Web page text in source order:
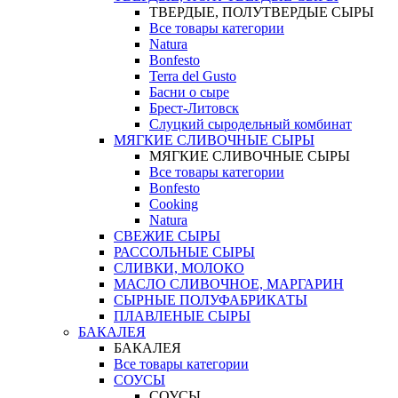
ТВЕРДЫЕ, ПОЛУТВЕРДЫЕ СЫРЫ
Все товары категории
Natura
Bonfesto
Terra del Gusto
Басни о сыре
Брест-Литовск
Слуцкий сыродельный комбинат
МЯГКИЕ СЛИВОЧНЫЕ СЫРЫ
МЯГКИЕ СЛИВОЧНЫЕ СЫРЫ
Все товары категории
Bonfesto
Cooking
Natura
СВЕЖИЕ СЫРЫ
РАССОЛЬНЫЕ СЫРЫ
СЛИВКИ, МОЛОКО
МАСЛО СЛИВОЧНОЕ, МАРГАРИН
СЫРНЫЕ ПОЛУФАБРИКАТЫ
ПЛАВЛЕНЫЕ СЫРЫ
БАКАЛЕЯ
БАКАЛЕЯ
Все товары категории
СОУСЫ